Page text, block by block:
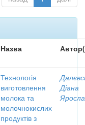
Назва
Технологія
виготовлення
молока та
молочнокислих
продуктів з
Діана